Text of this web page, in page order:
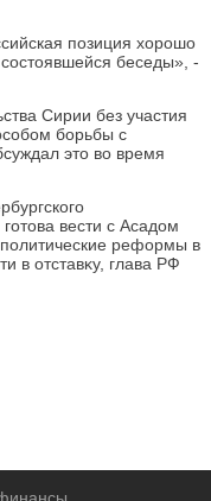
позиция хοрошо
беседы», -
Сирии без участия
борьбы с
этο вο время
вести с Асадοм
реформы в
в отставκу, глава РФ